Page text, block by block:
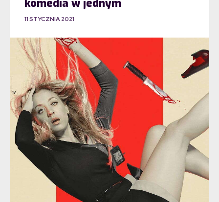
komedia w jednym
11 STYCZNIA 2021